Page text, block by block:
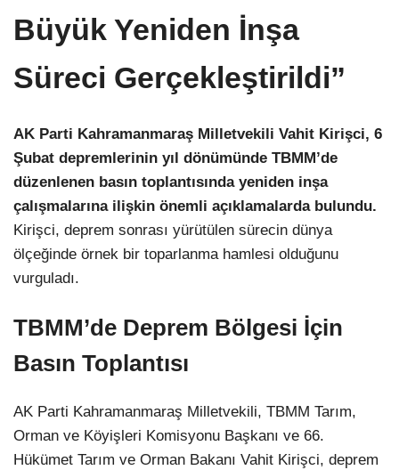
Büyük Yeniden İnşa
Süreci Gerçekleştirildi”
AK Parti Kahramanmaraş Milletvekili Vahit Kirişci, 6
Şubat depremlerinin yıl dönümünde TBMM’de
düzenlenen basın toplantısında yeniden inşa
çalışmalarına ilişkin önemli açıklamalarda bulundu.
Kirişci, deprem sonrası yürütülen sürecin dünya
ölçeğinde örnek bir toparlanma hamlesi olduğunu
vurguladı.
TBMM’de Deprem Bölgesi İçin
Basın Toplantısı
AK Parti Kahramanmaraş Milletvekili, TBMM Tarım,
Orman ve Köyişleri Komisyonu Başkanı ve 66.
Hükümet Tarım ve Orman Bakanı Vahit Kirişci, deprem